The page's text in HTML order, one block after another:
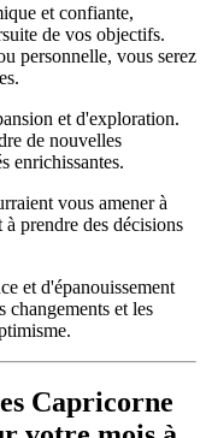
et confiante,
de vos objectifs.
personnelle, vous serez
et d'exploration.
de nouvelles
enrichissantes.
vous amener à
prendre des décisions
et d'épanouissement
changements et les
Capricorne